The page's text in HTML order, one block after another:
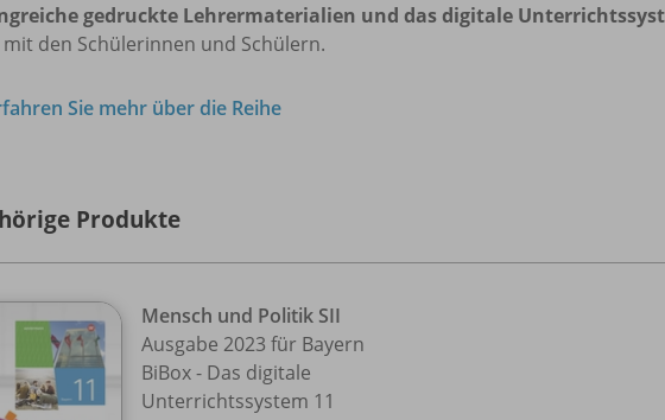
gedruckte Lehrermaterialien und das digitale
den Schülerinnen und Schülern.
Sie mehr über die Reihe
Produkte
Mensch und Politik SII
Ausgabe 2023 für Bayern
BiBox - Das digitale
Unterrichtssystem 11